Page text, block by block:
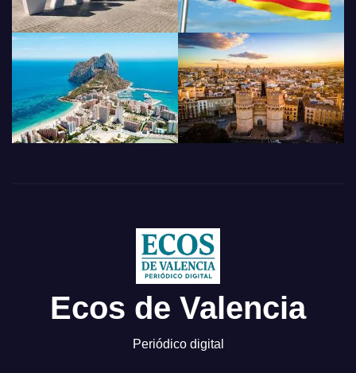
Ecos de Valencia
Periódico digital